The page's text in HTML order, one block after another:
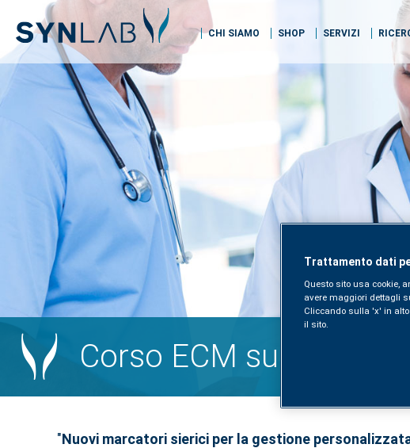
CHI SIAMO SHOP SERVIZI
Corso ECM su
"Nuovi marcatori sierici per la gestione
Trattamento dati
Questo sito usa cookie,
avere maggiori dettagli
Cliccando sulla 'x' in
il sito.